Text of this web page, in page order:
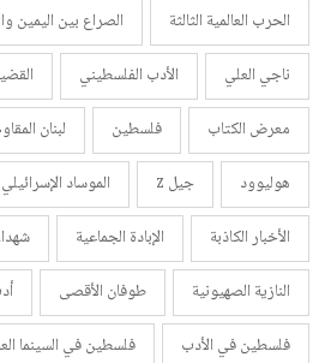
الحرب العالمية الثالثة
الصراع بين اليمين
ناجي العلي
الأدب الفلسطيني
معرض الكتاب
فلسطين لبنان
هوليوود
جيل z الموساد الإسرائيلي
الأخبار الكاذبة
الإبادة الجماعية
النازية الصهيونية
طوفان الأقصى
فلسطين في الأدب
فلسطين في السينما